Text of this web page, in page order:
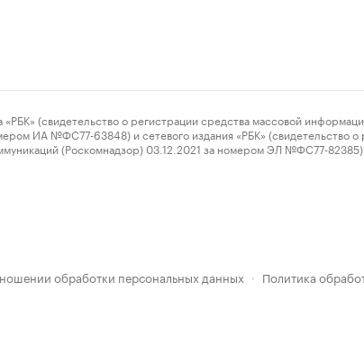
(свидетельство о регистрации средства массовой
ИА №ФС77-63848) и сетевого издания «РБК» (свидетельство о
(Роскомнадзор) 03.12.2021 за номером ЭЛ №ФС77-
обработки персональных данных · Политика